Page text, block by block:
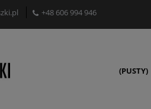
+48 606 994 946
(PUSTY)